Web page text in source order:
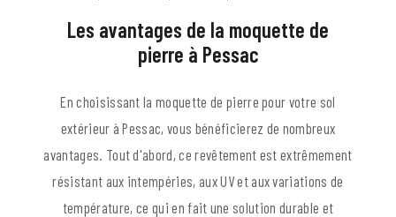
Les avantages de la moquette de
pierre à Pessac
En choisissant la moquette de pierre pour votre sol
extérieur à Pessac, vous bénéficierez de nombreux
avantages. Tout d'abord, ce revêtement est extrêmement
résistant aux intempéries, aux UV et aux variations de
température, ce qui en fait une solution durable et